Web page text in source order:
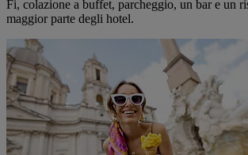
Fi, colazione a buffet, parcheggio, un bar e un
maggior parte degli hotel.